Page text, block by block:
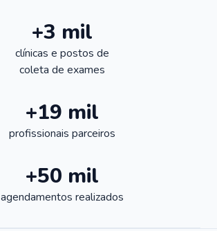
+3 mil
clínicas e postos de
coleta de exames
+19 mil
profissionais parceiros
+50 mil
agendamentos realizados